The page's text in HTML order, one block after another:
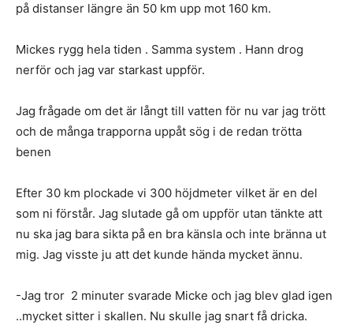
på distanser längre än 50 km upp mot 160 km.
Mickes rygg hela tiden . Samma system . Hann drog
nerför och jag var starkast uppför.
Jag frågade om det är långt till vatten för nu var jag trött
och de många trapporna uppåt sög i de redan trötta
benen
Efter 30 km plockade vi 300 höjdmeter vilket är en del
som ni förstår. Jag slutade gå om uppför utan tänkte att
nu ska jag bara sikta på en bra känsla och inte bränna ut
mig. Jag visste ju att det kunde hända mycket ännu.
-Jag tror 2 minuter svarade Micke och jag blev glad igen
..mycket sitter i skallen. Nu skulle jag snart få dricka.